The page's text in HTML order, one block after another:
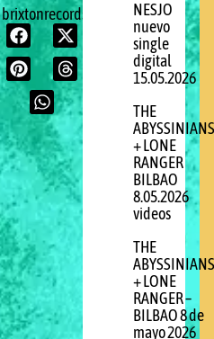
brixtonrecords.com
NESJO
nuevo
single
digital
15.05.2026
THE
ABYSSINIANS
+ LONE
RANGER
BILBAO
8.05.2026
videos
THE
ABYSSINIANS
+ LONE
RANGER –
BILBAO 8 de
mayo 2026